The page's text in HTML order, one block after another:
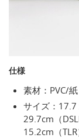
仕様
素材：PVC/紙
サイズ：
29.7cm（
15.2cm（TLR